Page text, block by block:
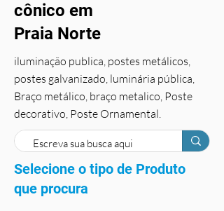
cônico em
Praia Norte
iluminação publica, postes metálicos,
postes galvanizado, luminária pública,
Braço metálico, braço metalico, Poste
decorativo, Poste Ornamental.
Selecione o tipo de Produto
que procura